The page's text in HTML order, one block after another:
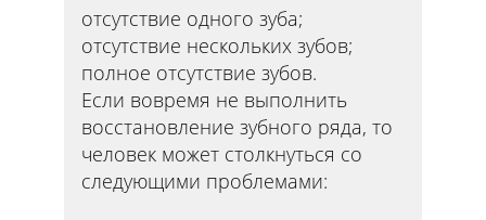
отсутствие одного зуба;
отсутствие нескольких зубов;
полное отсутствие зубов.
Если вовремя не выполнить
восстановление зубного ряда, то
человек может столкнуться со
следующими проблемами: